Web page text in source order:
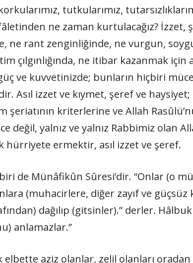
tutkularımız,
ne zaman kurtulacağız? İzzet,
ne rant zenginliğinde, ne vurgun,
çılgınlığında, ne itibar kazanmak
ve kuvvetinizde; bunların hiçbiri
Asıl izzet ve kıymet, şeref ve
şeriatının kriterlerine ve Allah
yalnız ve yalnız Rabbimiz olan
hürriyete ermektir, asıl izzet ve şeref.
de Münâfikûn Sûresi’dir. “Onlar (o
(muhacirlere, diğer zayıf ve güçsüz
dağılıp (gitsinler).” derler.
anlamazlar.”
aziz olanlar, zelil olanları oradan